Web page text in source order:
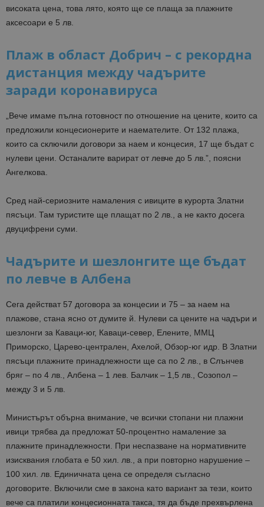
високата цена, това лято, която ще се плаща за плажните
аксесоари е 5 лв.
Плаж в област Добрич – с рекордна
дистанция между чадърите
заради коронавируса
„Вече имаме пълна готовност по отношение на цените, които са
предложили концесионерите и наемателите. От 132 плажа,
които са сключили договори за наем и концесия, 17 ще бъдат с
нулеви цени. Останалите варират от левче до 5 лв.”, поясни
Ангелкова.
Сред най-сериозните намаления с ивиците в курорта Златни
пясъци. Там туристите ще плащат по 2 лв., а не както досега
двуцифрени суми.
Чадърите и шезлонгите ще бъдат
по левче в Албена
Сега действат 57 договора за концесии и 75 – за наем на
плажове, стана ясно от думите й. Нулеви са цените на чадъри и
шезлонги за Каваци-юг, Каваци-север, Елените, ММЦ
Приморско, Царево-централен, Ахелой, Обзор-юг идр. В Златни
пясъци плажните принадлежности ще са по 2 лв., в Слънчев
бряг – по 4 лв., Албена – 1 лев. Балчик – 1,5 лв., Созопол –
между 3 и 5 лв.
Министърът обърна внимание, че всички стопани ни плажни
ивици трябва да предложат 50-процентно намаление за
плажните принадлежности. При неспазване на нормативните
изисквания глобата е 50 хил. лв., а при повторно нарушение –
100 хил. лв. Единичната цена се определя съгласно
договорите. Включили сме в закона като вариант за тези, които
вече са платили концесионната такса, тя да бъде прехвърлена